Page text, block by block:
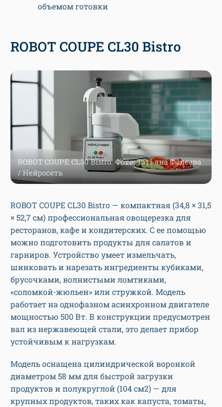
объемом готовки
ROBOT COUPE CL30 Bistro
ROBOT COUPE CL30 Bistro. Фото: Татьяна Фадеева
/ Нейросеть
ROBOT COUPE CL30 Bistro — компактная (34,8 × 31,5
× 52,7 см) профессиональная овощерезка для
ресторанов, кафе и кондитерских. С ее помощью
можно подготовить продукты для салатов и
гарниров. Устройство умеет измельчать,
шинковать и нарезать ингредиенты кубиками,
брусочками, волнистыми ломтиками,
«соломкой-жюльен» или стружкой. Модель
работает на однофазном асинхронном двигателе
мощностью 500 Вт. В конструкции предусмотрен
вал из нержавеющей стали, это делает прибор
устойчивым к нагрузкам.
Модель оснащена цилиндрической воронкой
диаметром 58 мм для быстрой загрузки
продуктов и полукруглой (104 см2) — для
крупных продуктов, таких как капуста, томаты,